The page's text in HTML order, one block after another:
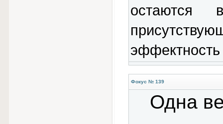
эффектность
Фокус № 139
Одна